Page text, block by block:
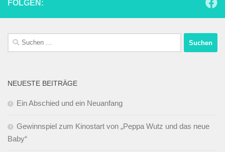
FOLGEN:
Suchen
nach:
NEUESTE BEITRÄGE
Ein Abschied und ein Neuanfang
Gewinnspiel zum Kinostart von „Peppa Wutz und das neue
Baby“